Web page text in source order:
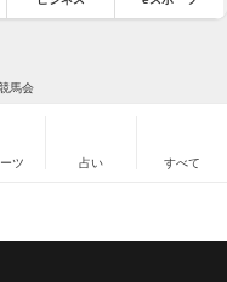
馬会
ツ 占い すべて